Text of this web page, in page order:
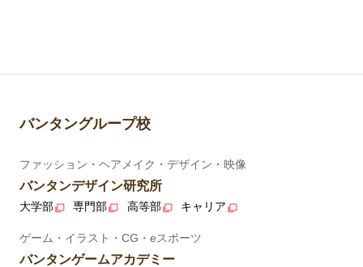
バンタングループ校
ファッション・ヘアメイク・デザイン・映像
バンタンデザイン研究所
大学部 専門部 高等部 キャリア
ゲーム・イラスト・CG・eスポーツ
バンタンゲームアカデミー